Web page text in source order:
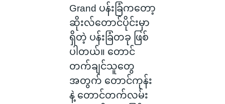
Grand ပန်းခြံကတော့
ဆိုးလ်တောင်ပိုင်းမှာ
ရှိတဲ့ ပန်းခြံတခု ဖြစ်
ပါတယ်။ တောင်
တက်ချင်သူတွေ
အတွက် တောင်ကုန်း
နဲ့ တောင်တက်လမ်း